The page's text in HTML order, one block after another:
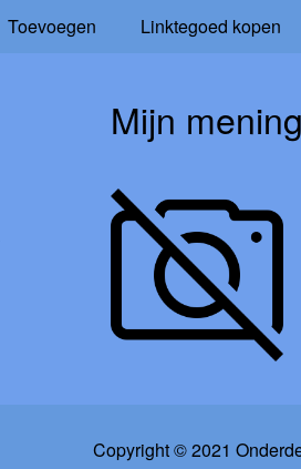
Toevoegen Linktegoed kopen
Mijn
Copyright © 2021